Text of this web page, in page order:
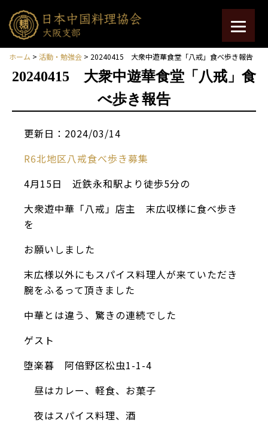
ホーム > 活動・勉強会 > 20240415 大衆中遊華食堂「八戒」食べ歩き報告
20240415 大衆中遊華食堂「八戒」食
べ歩き報告
更新日：2024/03/14
R6北地区八戒食べ歩き募集
4月15日 近鉄永和駅より徒歩5分の
大衆遊中華「八戒」店主 末広収様に食べ歩き
を
お願いしました
末広様以外にもスパイス料理人が来ていただき
腕をふるって頂きました
中華とは違う、驚きの連続でした
ゲスト
堕楽暮 阿倍野区松虫1-1-4
昼はカレー、軽食、お菓子
夜はスパイス料理、酒